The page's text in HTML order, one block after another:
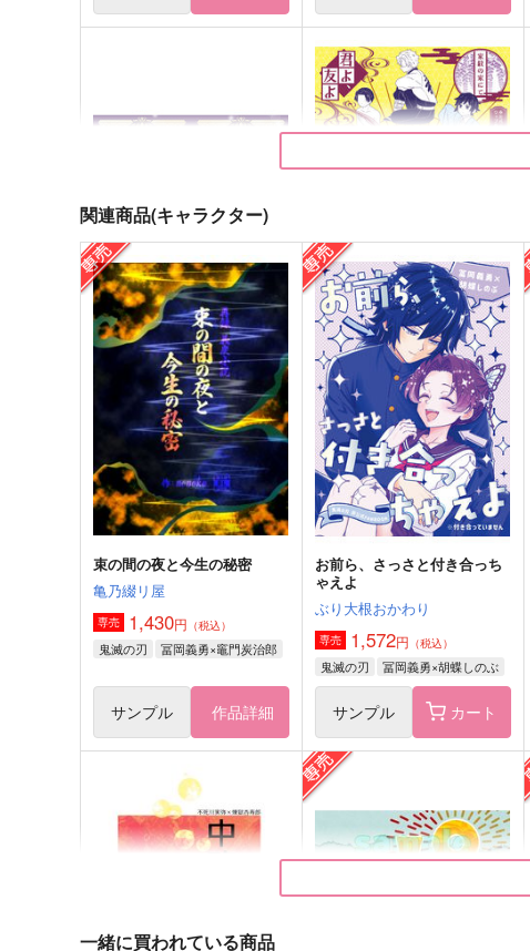
君が魔法をかけたから
かめや御昼寝堂
629 （税込）
不死川実弥×冨岡義勇
サンプル 作品詳細
冨岡さんの就職活動
アーテローザリー
1,729円（税込）
冨岡義勇＋不死川実弥
サンプル 作品詳細
義勇伝(検閲済)
疾風ノゴトク 怒濤ノゴトク
アーテローザリー
1,572円（税込）
関連商品(キャラクター)
束の間の夜と今生の秘密
亀乃綴リ屋
専売 1,430円 （税込）
鬼滅の刃 冨岡義勇×竈門炭治郎
サンプル 作品詳細
お前ら、さっさと付き合っち
ゃえよ
ぶり大根おかわり
専売 1,572円 （税込）
鬼滅の刃 冨岡義勇×胡蝶しのぶ
サンプル カート
一緒に買われている商品